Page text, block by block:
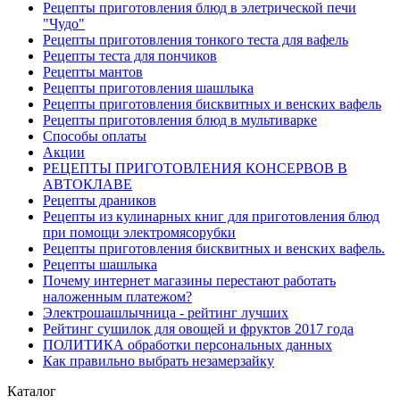
Рецепты приготовления блюд в элетрической печи
"Чудо"
Рецепты приготовления тонкого теста для вафель
Рецепты теста для пончиков
Рецепты мантов
Рецепты приготовления шашлыка
Рецепты приготовления бисквитных и венских вафель
Рецепты приготовления блюд в мультиварке
Способы оплаты
Акции
РЕЦЕПТЫ ПРИГОТОВЛЕНИЯ КОНСЕРВОВ В
АВТОКЛАВЕ
Рецепты драников
Рецепты из кулинарных книг для приготовления блюд
при помощи электромясорубки
Рецепты приготовления бисквитных и венских вафель.
Рецепты шашлыка
Почему интернет магазины перестают работать
наложенным платежом?
Электрошашлычница - рейтинг лучших
Рейтинг сушилок для овощей и фруктов 2017 года
ПОЛИТИКА обработки персональных данных
Как правильно выбрать незамерзайку
Каталог